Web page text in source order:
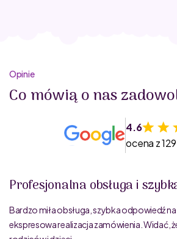
Opinie
Co mówią o nas
4.6
ocena z
Profesjonalna obsługa i
Bardzo miła obsługa, szybka odpowiedź
ekspresowa realizacja zamówienia. Widać,